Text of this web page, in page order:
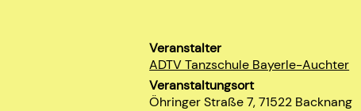
Veranstalter
ADTV Tanzschule Bayerle-Auchter
Veranstaltungsort
Öhringer Straße 7, 71522 Backnang